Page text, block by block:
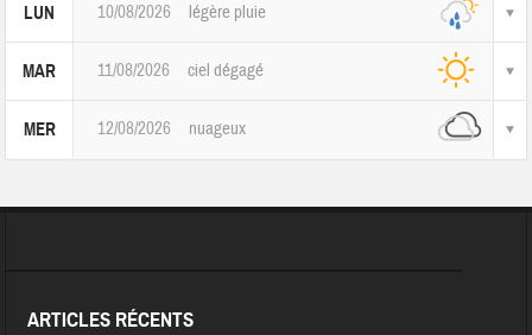
LUN 10/08/2026 légère pluie
MAR 11/08/2026 ciel dégagé
MER 12/08/2026 nuageux
ARTICLES RÉCENTS